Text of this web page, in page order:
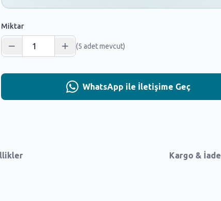
Miktar
(5 adet mevcut)
WhatsApp ile İletişime Geç
Kargo & İade